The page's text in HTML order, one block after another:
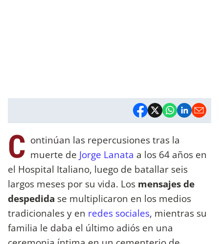
C ontinúan las repercusiones tras la
muerte de Jorge Lanata a los 64 años en
el Hospital Italiano, luego de batallar seis
largos meses por su vida. Los mensajes de
despedida se multiplicaron en los medios
tradicionales y en redes sociales, mientras su
familia le daba el último adiós en una